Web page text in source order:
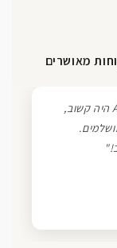
"חווית שירות יוצאת דופן! הצוות של ArtGlow היה קשוב,